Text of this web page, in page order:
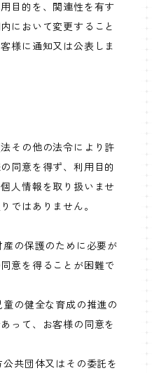
目的を、関連性を有す
において変更すること
様に通知又は公表しま
その他の法令により許
同意を得ず、利用目的
人情報を取り扱いませ
ではありません。
産の保護のために必要が
意を得ることが困難で
童の健全な育成の推進の
って、お客様の同意を
公共団体又はその委託を